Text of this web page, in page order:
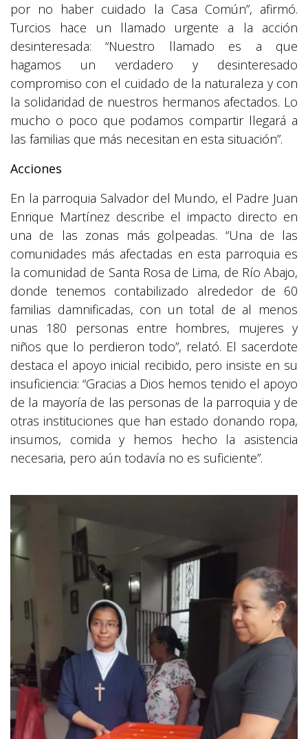
por no haber cuidado la Casa Común”, afirmó.
Turcios hace un llamado urgente a la acción
desinteresada: “Nuestro llamado es a que
hagamos un verdadero y desinteresado
compromiso con el cuidado de la naturaleza y con
la solidaridad de nuestros hermanos afectados. Lo
mucho o poco que podamos compartir llegará a
las familias que más necesitan en esta situación”.
Acciones
En la parroquia Salvador del Mundo, el Padre Juan
Enrique Martínez describe el impacto directo en
una de las zonas más golpeadas. “Una de las
comunidades más afectadas en esta parroquia es
la comunidad de Santa Rosa de Lima, de Río Abajo,
donde tenemos contabilizado alrededor de 60
familias damnificadas, con un total de al menos
unas 180 personas entre hombres, mujeres y
niños que lo perdieron todo”, relató. El sacerdote
destaca el apoyo inicial recibido, pero insiste en su
insuficiencia: “Gracias a Dios hemos tenido el apoyo
de la mayoría de las personas de la parroquia y de
otras instituciones que han estado donando ropa,
insumos, comida y hemos hecho la asistencia
necesaria, pero aún todavía no es suficiente”.